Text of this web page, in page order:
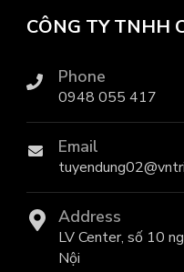
CÔNG TY TNHH
Phone
0948 055 417
Email
Address
LV Center, số 10
Nội